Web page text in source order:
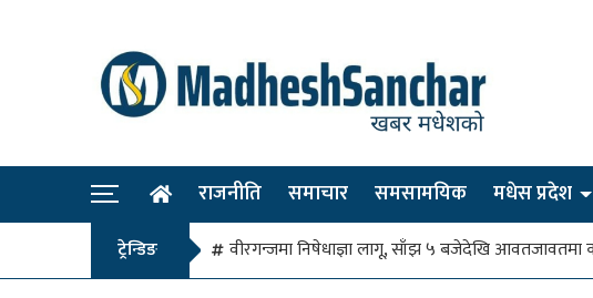
राजनीति समाचार समसामयिक मधेस प्रदेश
ट्रेन्डिङ वीरगन्जमा निषेधाज्ञा लागू, साँझ ५ बजेदेखि आवतजावतमा